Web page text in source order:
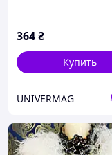
364₴
Купить
UNIVERMAG